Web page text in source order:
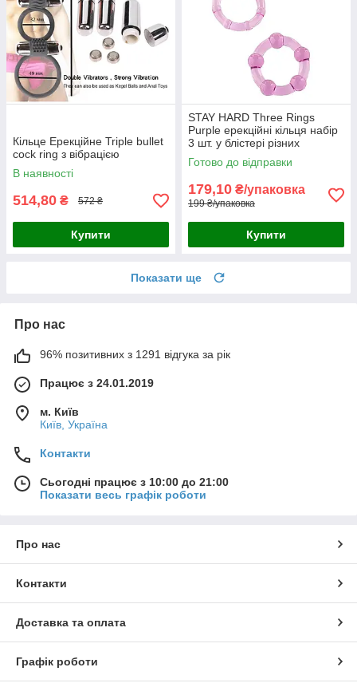
Кільце Ерекційне Triple bullet
cock ring з вібрацією
В наявності
514,80 ₴ 572 ₴
Купити
STAY HARD Three Rings
Purple ерекційні кільця набір
3 шт. у блістері різних
розмірів із намистинами TPR
Китай
Готово до відправки
179,10 ₴/упаковка
199 ₴/упаковка
Купити
Показати ще
Про нас
96% позитивних з 1291 відгука за рік
Працює з 24.01.2019
м. Київ
Київ, Україна
Контакти
Сьогодні працює з 10:00 до 21:00
Показати весь графік роботи
Про нас
Контакти
Доставка та оплата
Графік роботи